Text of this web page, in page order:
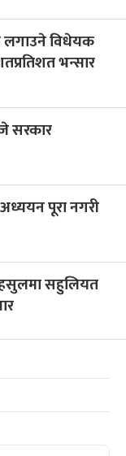
लगाउने विधेयक
भन्सार
सरकार
पूरा नगरी
सहुलियत